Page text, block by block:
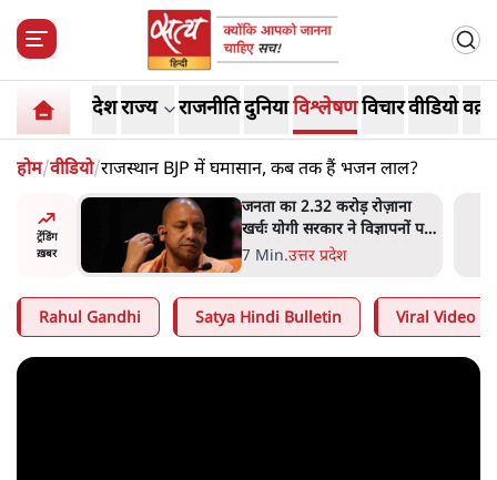
देशराज्य राजनीतिदुनियाविश्लेषणविचारवीडियो
होम/वीडियो/राजस्थान BJP में घमासान, कब तक हैं भजन लाल?
ट्रेंडिंग
ख़बर
का
हैं'
जनता का 2.32 करोड़ रोज़ाना
खर्चः योगी सरकार ने विज्ञापनों पर
उड़ाने में मोदी 3.0 को भी पीछे
7 Min.उत्तर प्रदेश
Rahul Gandhi Satya Hindi Bulletin Viral Video